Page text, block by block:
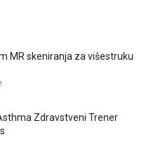
MR skeniranja za višestruku
Zdravstveni Trener